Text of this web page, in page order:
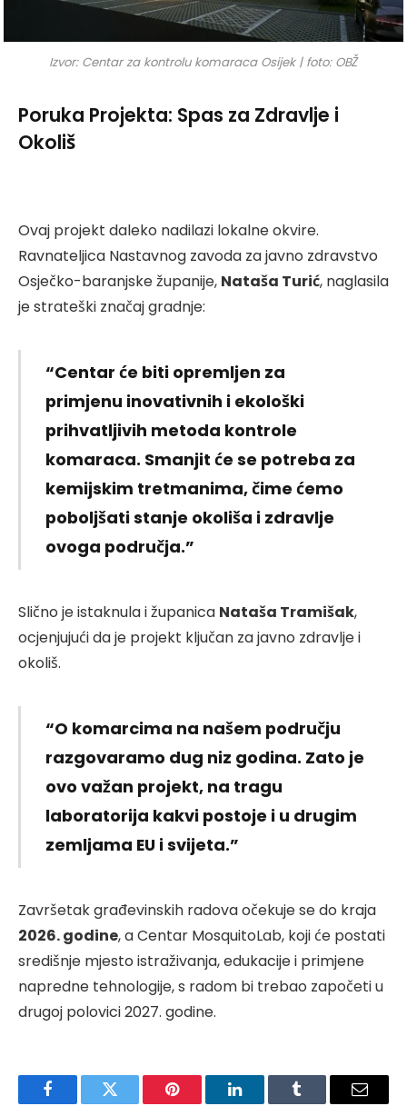
Izvor: Centar za kontrolu komaraca Osijek | foto: OBŽ
Poruka Projekta: Spas za Zdravlje i
Okoliš
Ovaj projekt daleko nadilazi lokalne okvire.
Ravnateljica Nastavnog zavoda za javno zdravstvo
Osječko-baranjske županije, Nataša Turić, naglasila
je strateški značaj gradnje:
“Centar će biti opremljen za
primjenu inovativnih i ekološki
prihvatljivih metoda kontrole
komaraca. Smanjit će se potreba za
kemijskim tretmanima, čime ćemo
poboljšati stanje okoliša i zdravlje
ovoga područja.”
Slično je istaknula i županica Nataša Tramišak,
ocjenjujući da je projekt ključan za javno zdravlje i
okoliš.
“O komarcima na našem području
razgovaramo dug niz godina. Zato je
ovo važan projekt, na tragu
laboratorija kakvi postoje i u drugim
zemljama EU i svijeta.”
Završetak građevinskih radova očekuje se do kraja
2026. godine, a Centar MosquitoLab, koji će postati
središnje mjesto istraživanja, edukacije i primjene
napredne tehnologije, s radom bi trebao započeti u
drugoj polovici 2027. godine.
FacebookTwitter Pinterest LinkedInTumblr Email